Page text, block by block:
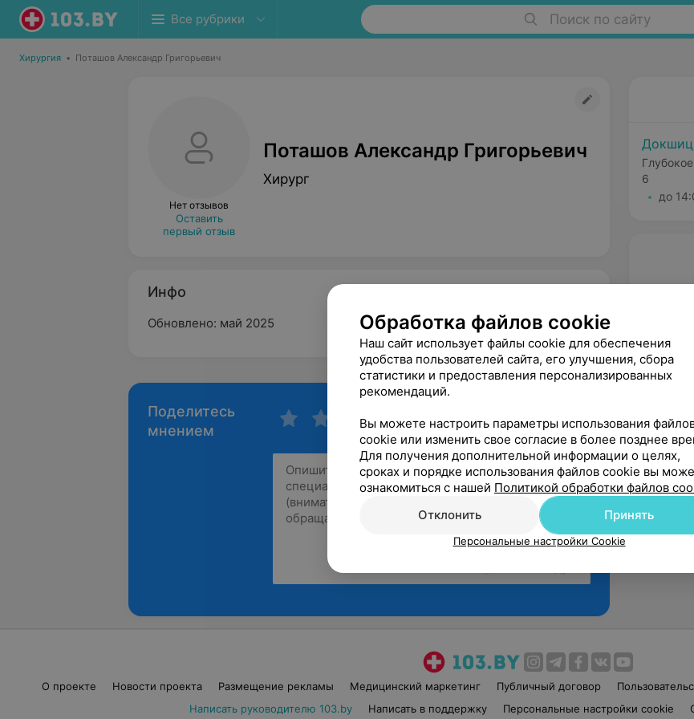
Все рубрики Поиск по сайту
Хирургия • Поташов Александр Григорьевич
Нет отзывов
Оставить
первый отзыв
Поташов Александр Григорьевич
Хирург
Инфо
Обновлено: май 2025
Поделитесь
мнением
6
до
О проекте Новости проекта Размещение рекламы Медицинский маркетинг Публичный договор
Написать руководителю 103.by
Написать в поддержку Персональные настройки cookie
Обработка файлов cookie
Наш сайт использует файлы cookie для обеспечения
удобства пользователей сайта, его улучшения, сбора
статистики и предоставления персонализированных
рекомендаций.
Вы можете настроить параметры использования
cookie или изменить свое согласие в более позднее
Для получения дополнительной информации о целях,
сроках и порядке использования файлов cookie вы
ознакомиться с нашей Политикой обработки файлов
Отклонить
Принять
Персональные настройки Cookie